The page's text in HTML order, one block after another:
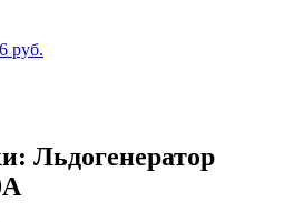
руб.
Льдогенератор